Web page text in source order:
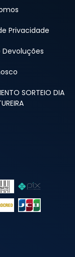
Privacidade
Devoluções
SORTEIO DIA